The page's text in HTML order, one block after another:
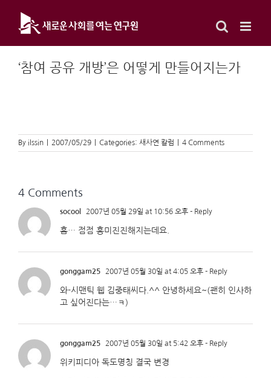
content
‘참여 공유 개방’은 어떻게 만들어지는가
By ilssin 2007/05/29 Categories: 새사연 칼럼 4 Comments
4 Comments
socool 2007년 05월 29일 at 10:56 오후 - Reply
흠… 점점 흥미진진해지는데요.
gonggam25 2007년 05월 30일 at 4:05 오후 - Reply
와-시맨틱 웹 김중태씨다.^^ 안녕하세요~(괜히 인사하
고 싶어진다는…ㅋ)
gonggam25 2007년 05월 30일 at 5:42 오후 - Reply
위키피디아 독도명칭 결국 변경